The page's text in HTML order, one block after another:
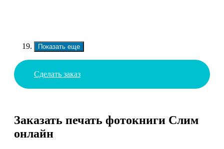
Показать еще
Сделать заказ
Заказать печать фотокниги Слим
онлайн